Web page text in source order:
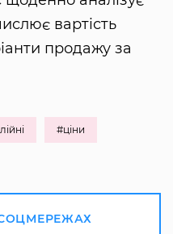
вартість
продажу за
#ціни